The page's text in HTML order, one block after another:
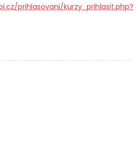
prihlasovani/kurzy_prihlasit.php?